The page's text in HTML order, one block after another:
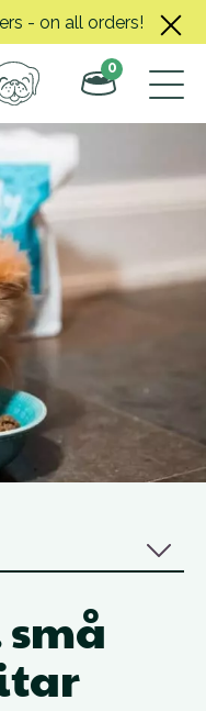
- on all orders!
0
små